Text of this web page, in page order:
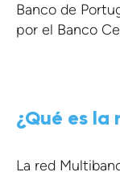
Banco de
por el Banco
¿Qué es la
La red